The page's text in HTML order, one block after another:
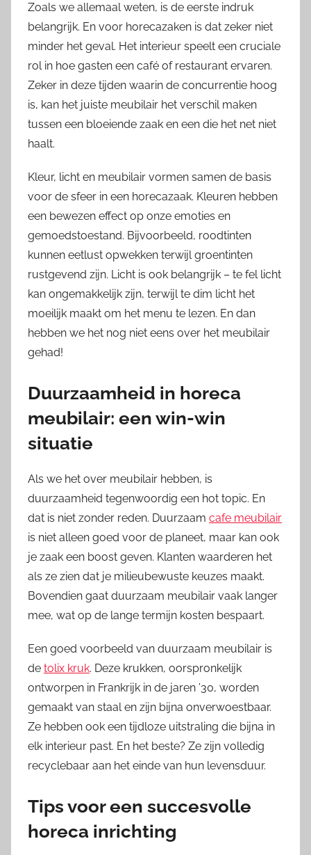
Zoals we allemaal weten, is de eerste indruk
belangrijk. En voor horecazaken is dat zeker niet
minder het geval. Het interieur speelt een cruciale
rol in hoe gasten een café of restaurant ervaren.
Zeker in deze tijden waarin de concurrentie hoog
is, kan het juiste meubilair het verschil maken
tussen een bloeiende zaak en een die het net niet
haalt.
Kleur, licht en meubilair vormen samen de basis
voor de sfeer in een horecazaak. Kleuren hebben
een bewezen effect op onze emoties en
gemoedstoestand. Bijvoorbeeld, roodtinten
kunnen eetlust opwekken terwijl groentinten
rustgevend zijn. Licht is ook belangrijk – te fel licht
kan ongemakkelijk zijn, terwijl te dim licht het
moeilijk maakt om het menu te lezen. En dan
hebben we het nog niet eens over het meubilair
gehad!
Duurzaamheid in horeca
meubilair: een win-win
situatie
Als we het over meubilair hebben, is
duurzaamheid tegenwoordig een hot topic. En
dat is niet zonder reden. Duurzaam cafe meubilair
is niet alleen goed voor de planeet, maar kan ook
je zaak een boost geven. Klanten waarderen het
als ze zien dat je milieubewuste keuzes maakt.
Bovendien gaat duurzaam meubilair vaak langer
mee, wat op de lange termijn kosten bespaart.
Een goed voorbeeld van duurzaam meubilair is
de tolix kruk. Deze krukken, oorspronkelijk
ontworpen in Frankrijk in de jaren ’30, worden
gemaakt van staal en zijn bijna onverwoestbaar.
Ze hebben ook een tijdloze uitstraling die bijna in
elk interieur past. En het beste? Ze zijn volledig
recyclebaar aan het einde van hun levensduur.
Tips voor een succesvolle
horeca inrichting